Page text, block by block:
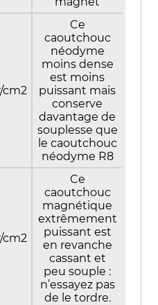
cm2
Ce
caoutchouc
néodyme
moins dense
est moins
puissant mais
conserve
davantage de
souplesse que
le caoutchouc
néodyme R8
cm2
Ce
caoutchouc
magnétique
extrêmement
puissant est
en revanche
cassant et
peu souple :
n’essayez pas
de le tordre.